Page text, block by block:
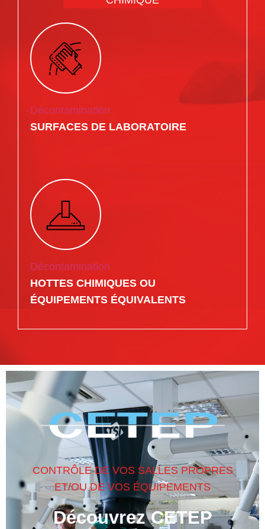
Décontamination
SURFACES DE LABORATOIRE
Décontamination
HOTTES CHIMIQUES OU
ÉQUIPEMENTS ÉQUIVALENTS
CONTRÔLE DE VOS SALLES PROPRES
ET/OU DE VOS ÉQUIPEMENTS
Découvrez CETEP